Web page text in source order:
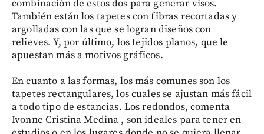
combinación de estos dos para generar visos.
También están los tapetes con fibras recortadas y
argolladas con las que se logran diseños con
relieves. Y, por último, los tejidos planos, que le
apuestan más a motivos gráficos.
En cuanto a las formas, los más comunes son los
tapetes rectangulares, los cuales se ajustan más fácil
a todo tipo de estancias. Los redondos, comenta
Ivonne Cristina Medina , son ideales para tener en